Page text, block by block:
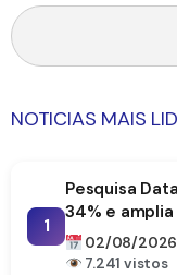
NOTICIAS MAIS
1
Pesquisa
34% e
da Paraíba
02/08/2026
7.241 vistos